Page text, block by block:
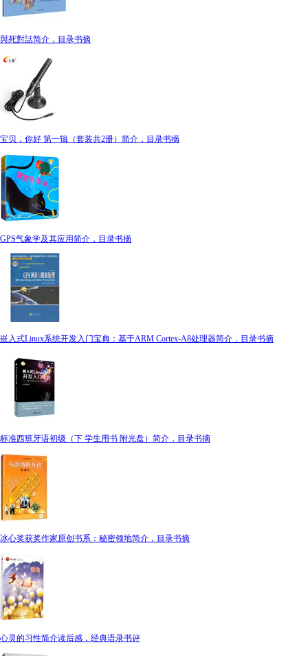
與死對話简介，目录书摘
宝贝，你好 第一辑（套装共2册）简介，目录书摘
GPS气象学及其应用简介，目录书摘
嵌入式Linux系统开发入门宝典：基于ARM Cortex-A8处理器简介，目录书摘
标准西班牙语初级（下 学生用书 附光盘）简介，目录书摘
冰心奖获奖作家原创书系：秘密领地简介，目录书摘
心灵的习性简介读后感，经典语录书评